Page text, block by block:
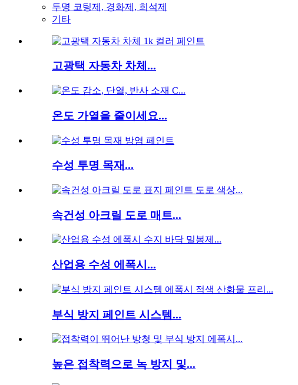
투명 코팅제, 경화제, 희석제
기타
고광택 자동차 차체...
온도 가열을 줄이세요...
수성 투명 목재...
속건성 아크릴 도로 매트...
산업용 수성 에폭시...
부식 방지 페인트 시스템...
높은 접착력으로 녹 방지 및...